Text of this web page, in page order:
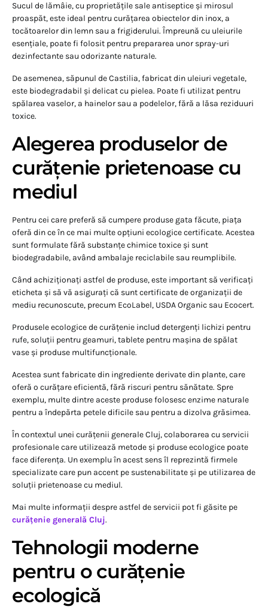
Sucul de lămâie, cu proprietățile sale antiseptice și mirosul
proaspăt, este ideal pentru curățarea obiectelor din inox, a
tocătoarelor din lemn sau a frigiderului. Împreună cu uleiurile
esențiale, poate fi folosit pentru prepararea unor spray-uri
dezinfectante sau odorizante naturale.
De asemenea, săpunul de Castilia, fabricat din uleiuri vegetale,
este biodegradabil și delicat cu pielea. Poate fi utilizat pentru
spălarea vaselor, a hainelor sau a podelelor, fără a lăsa reziduuri
toxice.
Alegerea produselor de
curățenie prietenoase cu
mediul
Pentru cei care preferă să cumpere produse gata făcute, piața
oferă din ce în ce mai multe opțiuni ecologice certificate. Acestea
sunt formulate fără substanțe chimice toxice și sunt
biodegradabile, având ambalaje reciclabile sau reumplibile.
Când achiziționați astfel de produse, este important să verificați
eticheta și să vă asigurați că sunt certificate de organizații de
mediu recunoscute, precum EcoLabel, USDA Organic sau Ecocert.
Produsele ecologice de curățenie includ detergenți lichizi pentru
rufe, soluții pentru geamuri, tablete pentru mașina de spălat
vase și produse multifuncționale.
Acestea sunt fabricate din ingrediente derivate din plante, care
oferă o curățare eficientă, fără riscuri pentru sănătate. Spre
exemplu, multe dintre aceste produse folosesc enzime naturale
pentru a îndepărta petele dificile sau pentru a dizolva grăsimea.
În contextul unei curățenii generale Cluj, colaborarea cu servicii
profesionale care utilizează metode și produse ecologice poate
face diferența. Un exemplu în acest sens îl reprezintă firmele
specializate care pun accent pe sustenabilitate și pe utilizarea de
soluții prietenoase cu mediul.
Mai multe informații despre astfel de servicii pot fi găsite pe
curățenie generală Cluj.
Tehnologii moderne
pentru o curățenie
ecologică